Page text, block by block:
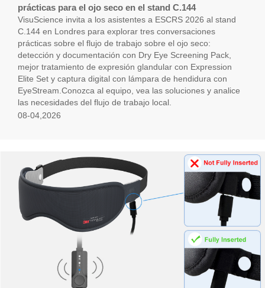
prácticas para el ojo seco en el stand C.144
VisuScience invita a los asistentes a ESCRS 2026 al stand
C.144 en Londres para explorar tres conversaciones
prácticas sobre el flujo de trabajo sobre el ojo seco:
detección y documentación con Dry Eye Screening Pack,
mejor tratamiento de expresión glandular con Expression
Elite Set y captura digital con lámpara de hendidura con
EyeStream.Conozca al equipo, vea las soluciones y analice
las necesidades del flujo de trabajo local.
08-04,2026